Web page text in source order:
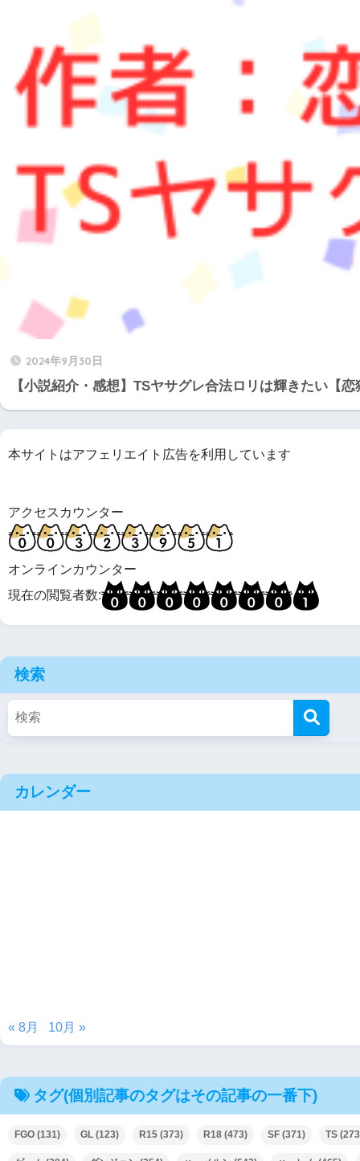
2024年9月30日
【小説紹介・感想】TSヤサグレ合法ロリは輝きたい【
本サイトはアフェリエイト広告を利用しています
アクセスカウンター
オンラインカウンター
現在の閲覧者数:
検索
カレンダー
« 8月 10月 »
タグ(個別記事のタグはその記事の一番下)
FGO (131) GL (123) R15 (373) R18 (473) SF (371) TS